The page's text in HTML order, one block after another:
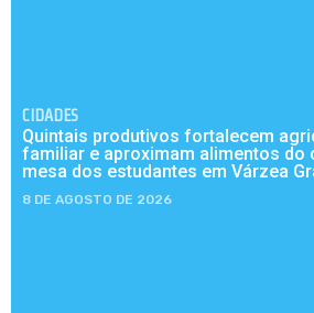
CIDADES
Quintais produtivos fortalecem
familiar e aproximam alimentos do
mesa dos estudantes em Várzea
8 DE AGOSTO DE 2026